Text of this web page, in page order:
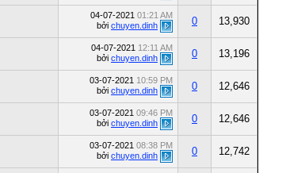
04-07-2021 01:21 AM
bởi chuyen.dinh 0 13,930
04-07-2021 12:11 AM
bởi chuyen.dinh 0 13,196
03-07-2021 10:59 PM
bởi chuyen.dinh 0 12,646
03-07-2021 09:46 PM
bởi chuyen.dinh 0 12,646
03-07-2021 08:38 PM
bởi chuyen.dinh 0 12,742